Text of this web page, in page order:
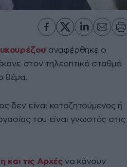
αναφέρθηκε ο
στον τηλεοπτικό σταθμό
θέμα.
δεν είναι καταζητούμενος ή
του είναι γνωστός στις
και τις Αρχέςνα κάνουν